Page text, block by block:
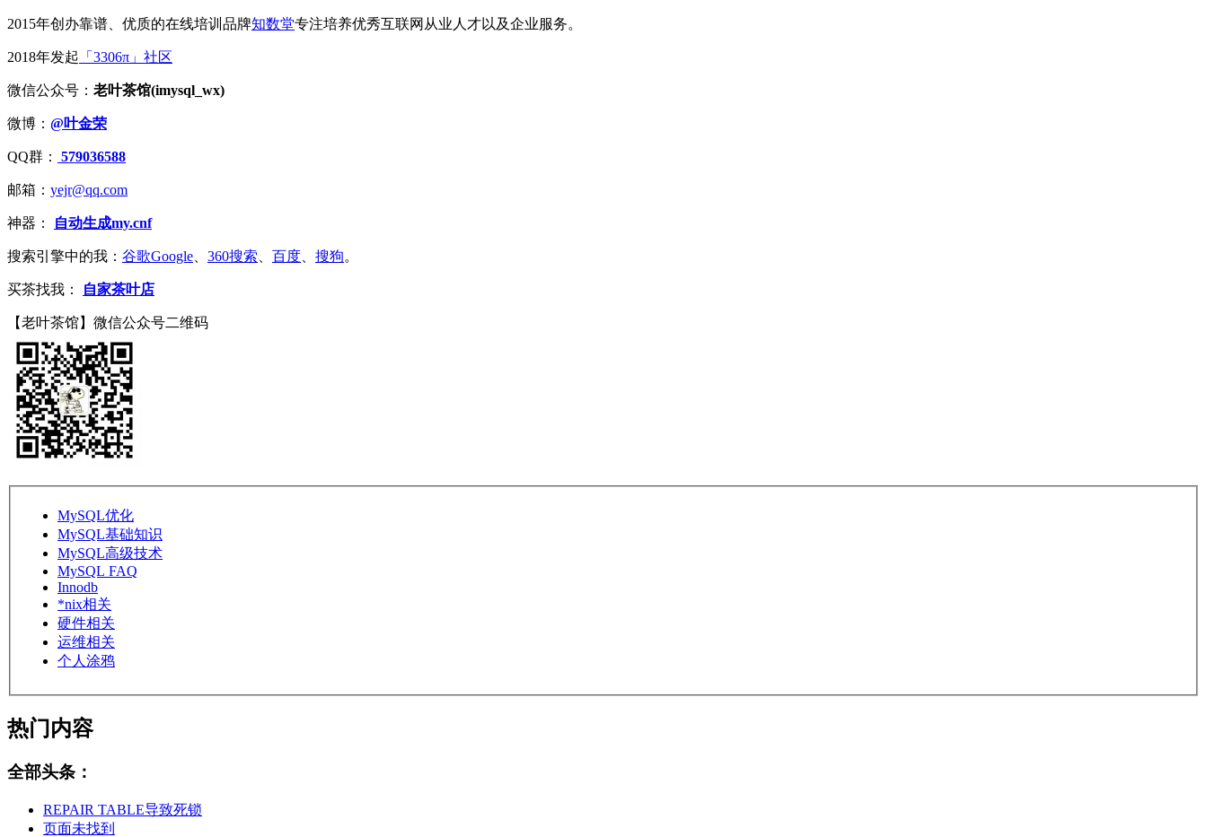
2015年创办靠谱、优质的在线培训品牌知数堂专注培养优秀互联网从业人才以及企业服务。
2018年发起 「3306π」社区
微信公众号： 老叶茶馆(imysql_wx)
微博： @叶金荣
QQ群： 579036588
邮箱： yejr@qq.com
神器： 自动生成my.cnf
搜索引擎中的我： 谷歌Google、 360搜索、 百度、 搜狗。
买茶找我： 自家茶叶店
【老叶茶馆】微信公众号二维码
MySQL优化
MySQL基础知识
MySQL高级技术
MySQL FAQ
Innodb
*nix相关
硬件相关
运维相关
个人涂鸦
热门内容
全部头条：
REPAIR TABLE导致死锁
页面未找到